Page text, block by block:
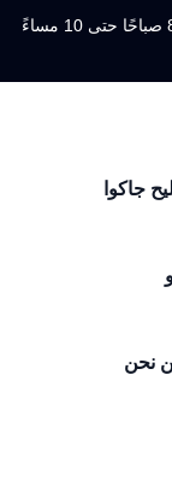
جاكوا
نحن